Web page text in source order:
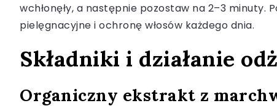
wchłonęły, a następnie pozostaw na 2–3 minuty.
pielęgnacyjne i ochronę włosów każdego dnia.
Składniki i działanie
Organiczny ekstrakt z